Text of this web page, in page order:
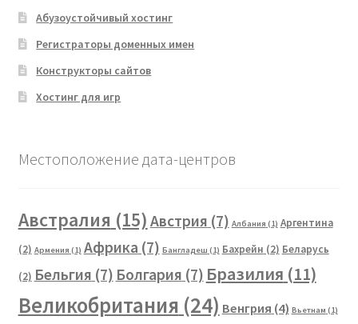
Абузоустойчивый хостинг
Регистраторы доменных имен
Конструкторы сайтов
Хостинг для игр
Местоположение дата-центров
Австралия (15) Австрия (7) Албания (1) Аргентина
(2) Армения (1) Африка (7) Бангладеш (1) Бахрейн (2) Беларусь
(2) Бельгия (7) Болгария (7) Бразилия (11)
Великобритания (24) Венгрия (4) Вьетнам (1)